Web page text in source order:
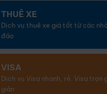
THUÊ XE
Dịch vụ thuê xe giá tốt từ các
đáo
VISA
Dịch vụ Visa nhanh, rẻ. Visa trọn
giản